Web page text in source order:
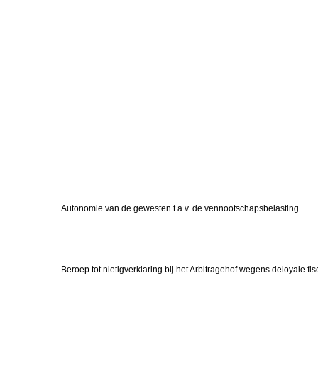
Autonomie van de gewesten t.a.v. de vennootschapsbelasting
Beroep tot nietigverklaring bij het Arbitragehof wegens deloyale